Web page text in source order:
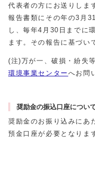
代表者の方にお送りしま
報告書類にその年の3月
し、毎年4月30日までに
ます。その報告に基づい
(注)万が一、破損・紛失
環境事業センター へお問
奨励金の振込口座につい
奨励金のお振り込みにあ
預金口座が必要となりま